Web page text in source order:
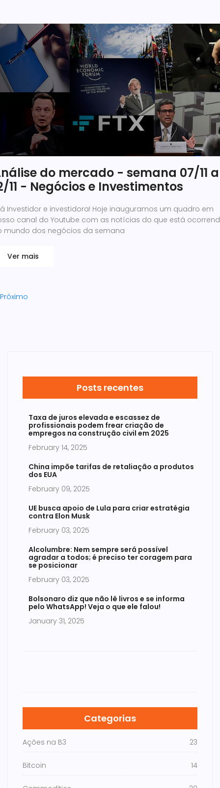
do mercado - semana 07/11 a
11 - Negócios e Investimentos
Investidor e investidora! Hoje inauguramos um quadro em
canal do Youtube com as notícias do que está
mundo dos negócios da semana
Ver mais
Próximo
Posts recentes
Taxa de juros elevada e escassez de
profissionais podem frear criação de
empregos na construção civil em 2025
February 14, 2025
China impõe tarifas de retaliação a produtos
dos EUA
February 09, 2025
UE busca apoio de Lula para criar estratégia
contra Elon Musk
February 03, 2025
Alcolumbre: Nem sempre será possível
agradar a todos; é preciso ter coragem para
se posicionar
February 03, 2025
Bolsonaro diz que não lê livros e se informa
pelo WhatsApp! Veja o que ele falou!
January 31, 2025
Categorias
Ações na B3 23
Bitcoin 14